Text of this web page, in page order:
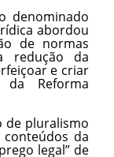
denominado
abordou
de normas
redução da
e criar
Reforma
de pluralismo
da
legal” de